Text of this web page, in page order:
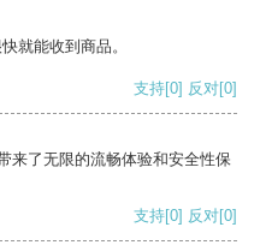
就能收到商品。
支持[0] 反对[0]
来了无限的流畅体验和安全性保
支持[0] 反对[0]